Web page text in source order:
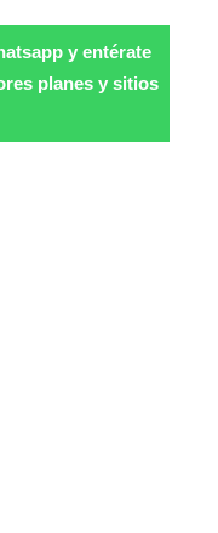
y entérate
planes y sitios